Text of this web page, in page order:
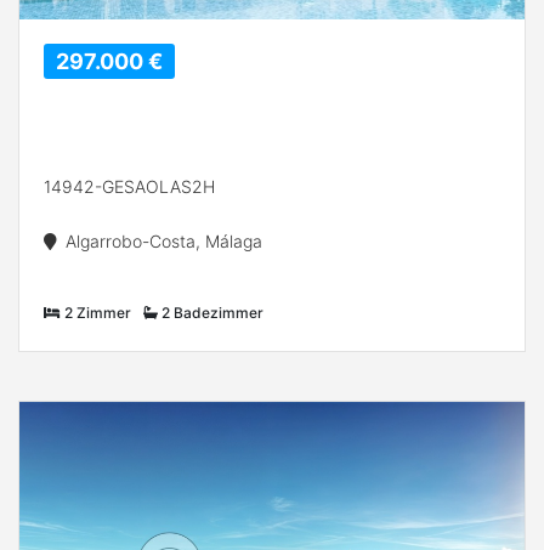
297.000 €
14942-GESAOLAS2H
Algarrobo-Costa, Málaga
2 Zimmer 2 Badezimmer